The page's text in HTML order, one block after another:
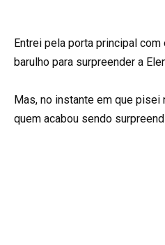
Entrei pela porta principal
barulho para surpreender a
Mas, no instante em que pisei
quem acabou sendo